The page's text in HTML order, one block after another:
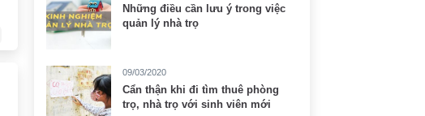
Những điều cần lưu ý trong việc
quản lý nhà trọ
09/03/2020
Cẩn thận khi đi tìm thuê phòng
trọ, nhà trọ với sinh viên mới